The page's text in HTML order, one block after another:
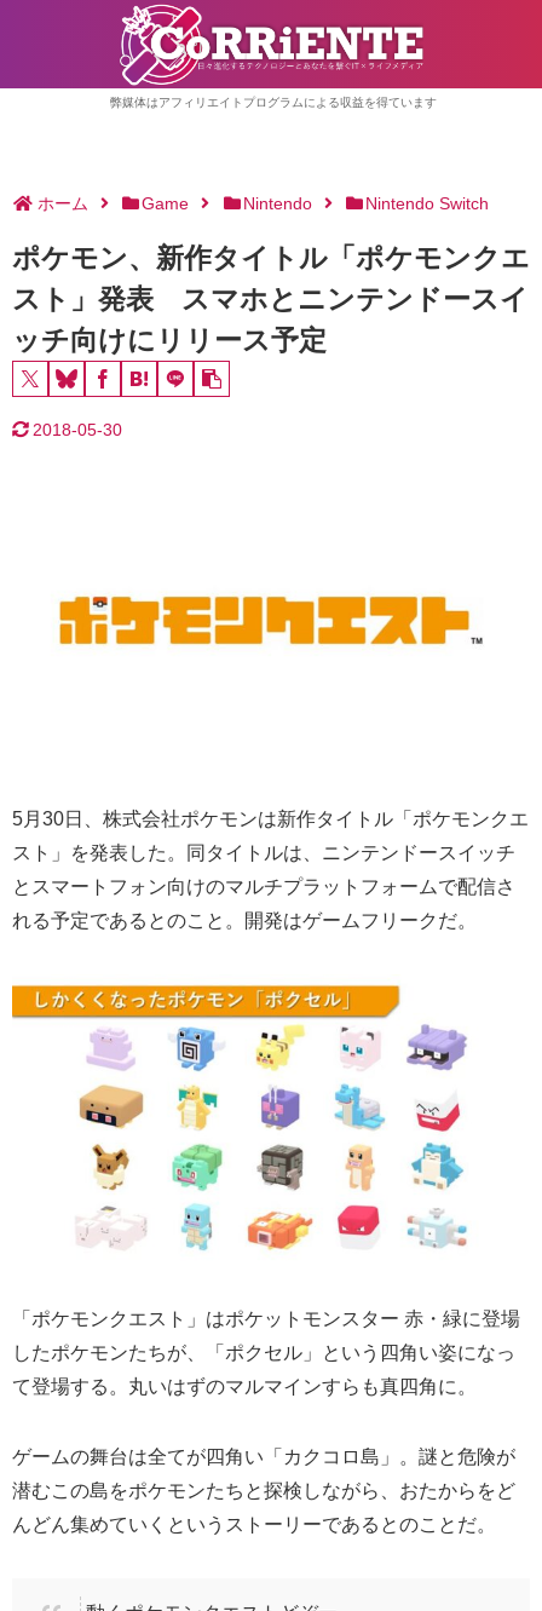
弊媒体はアフィリエイトプログラムによる収益を得ています
ホーム Game Nintendo Nintendo Switch
ポケモン、新作タイトル「ポケモンクエ
スト」発表 スマホとニンテンドースイ
ッチ向けにリリース予定
2018-05-30
5月30日、株式会社ポケモンは新作タイトル「ポケモンクエ
スト」を発表した。同タイトルは、ニンテンドースイッチ
とスマートフォン向けのマルチプラットフォームで配信さ
れる予定であるとのこと。開発はゲームフリークだ。
「ポケモンクエスト」はポケットモンスター 赤・緑に登場
したポケモンたちが、「ポクセル」という四角い姿になっ
て登場する。丸いはずのマルマインすらも真四角に。
ゲームの舞台は全てが四角い「カクコロ島」。謎と危険が
潜むこの島をポケモンたちと探検しながら、おたからをど
んどん集めていくというストーリーであるとのことだ。